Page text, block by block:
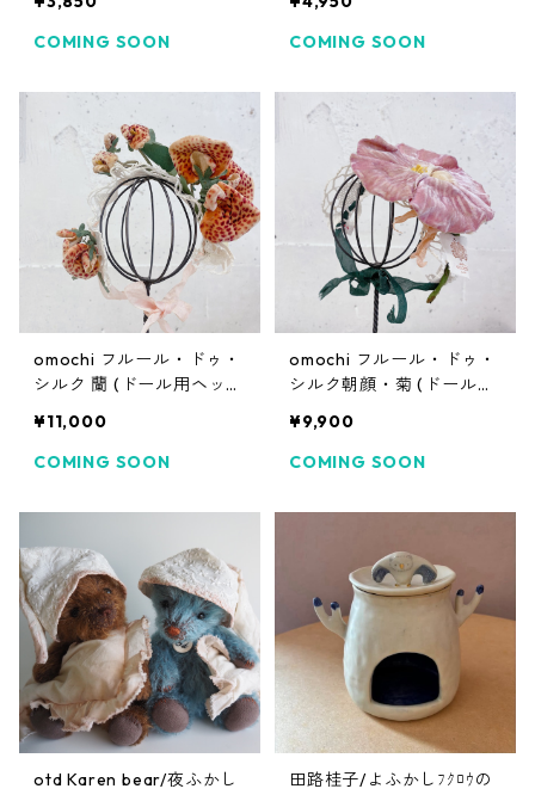
COMING SOON
COMING SOON
omochi フルール・ドゥ・
シルク 蘭 (ドール用ヘッド
¥11,000
COMING SOON
omochi フルール・ドゥ・
シルク朝顔・菊 (ドール用
¥9,900
COMING SOON
otd Karen bear/夜ふかし
田路桂子/よふかしﾌｸﾛｳの